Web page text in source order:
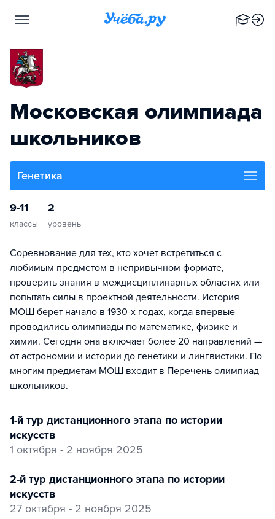
Московская олимпиада
школьников
Генетика
9-11
классы
2
уровень
Соревнование для тех, кто хочет встретиться с
любимым предметом в непривычном формате,
проверить знания в междисциплинарных областях или
попытать силы в проектной деятельности. История
МОШ берет начало в 1930-х годах, когда впервые
проводились олимпиады по математике, физике и
химии. Сегодня она включает более 20 направлений —
от астрономии и истории до генетики и лингвистики. По
многим предметам МОШ входит в Перечень олимпиад
школьников.
1-й тур дистанционного этапа по истории
искусств
1 октября - 2 ноября 2025
2-й тур дистанционного этапа по истории
искусств
27 октября - 2 ноября 2025